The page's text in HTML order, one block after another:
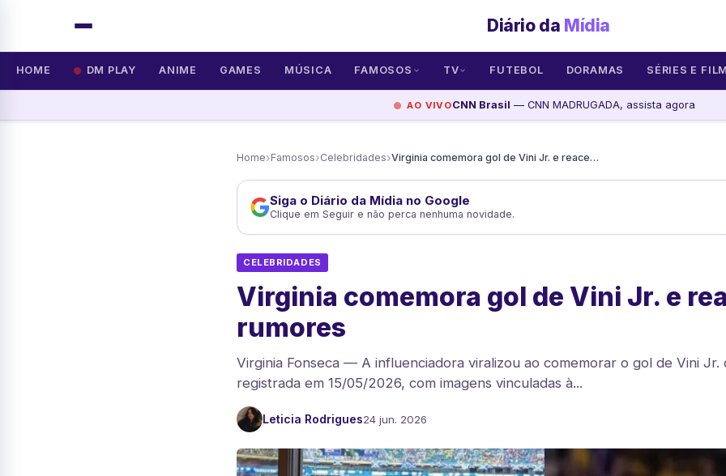
Diário da Mídia
HOME DM PLAY ANIME GAMES MÚSICA FAMOSOS TV FUTEBOL DORAMAS SÉRIES E
AO VIVOCNN Brasil — CNN MADRUGADA, assista agora
Home›Famosos›Celebridades› Virginia comemora gol de Vini Jr. e reacende rumores
Siga o Diário da Mídia no Google
Clique em Seguir e não perca nenhuma novidade.
CELEBRIDADES
Virginia comemora gol de Vini Jr. e
rumores
Virginia Fonseca — A influenciadora viralizou ao comemorar o gol de Vini Jr.
registrada em 15/05/2026, com imagens vinculadas à...
Leticia Rodrigues24 jun. 2026